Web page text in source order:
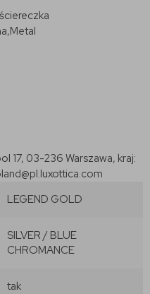
17, 03-236 Warszawa, kraj:
LEGEND GOLD
SILVER / BLUE
CHROMANCE
tak